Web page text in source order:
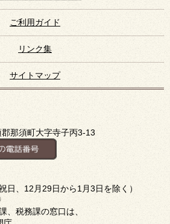
ご利用ガイド
リンク集
サイトマップ
那須町大字寺子丙3-13
日、12月29日から1月3日を除く）
、税務課の窓口は、